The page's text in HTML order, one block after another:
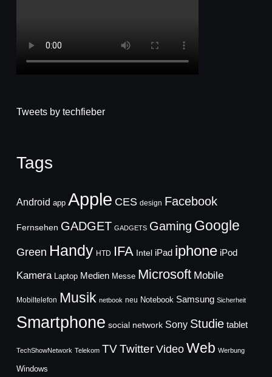
Tweets by techfieber
Tags
Android app Apple CES design Facebook
Fernsehen GADGET GADGETS Gaming Google
Green Handy HTD IFA Intel iPad iphone iPod
Kamera Laptop Medien Messe Microsoft Mobile
Mobiltelefon Musik netbook neu Notebook Samsung Sicherheit
Smartphone social network Sony Studie tablet
TechShowNetwork Telekom TVTwitter Video Web Werbung
Windows